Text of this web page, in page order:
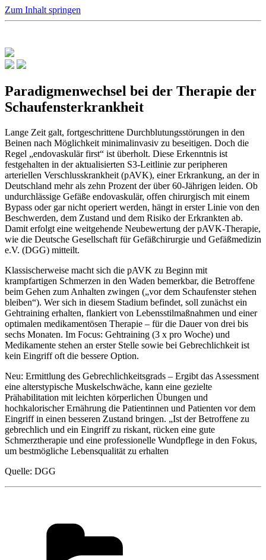
Zum Inhalt springen
Paradigmenwechsel bei der Therapie der
Schaufensterkrankheit
Lange Zeit galt, fortgeschrittene Durchblutungsstörungen in den
Beinen nach Möglichkeit minimalinvasiv zu beseitigen. Doch die
Regel „endovaskulär first“ ist überholt. Diese Erkenntnis ist
festgehalten in der aktualisierten S3-Leitlinie zur peripheren
arteriellen Verschlusskrankheit (pAVK), einer Erkrankung, an der in
Deutschland mehr als zehn Prozent der über 60-Jährigen leiden. Ob
undurchlässige Gefäße endovaskulär, offen chirurgisch mit einem
Bypass oder gar nicht operiert werden, hängt in erster Linie von den
Beschwerden, dem Zustand und dem Risiko der Erkrankten ab.
Damit erfolgt eine weitgehende Neubewertung der pAVK-Therapie,
wie die Deutsche Gesellschaft für Gefäßchirurgie und Gefäßmedizin
e.V. (DGG) mitteilt.
Klassischerweise macht sich die pAVK zu Beginn mit
krampfartigen Schmerzen in den Waden bemerkbar, die Betroffene
beim Gehen zum Anhalten zwingen („vor dem Schaufenster stehen
bleiben“). Wer sich in diesem Stadium befindet, soll zunächst ein
Gehtraining erhalten, flankiert von Lebensstilmaßnahmen und einer
optimalen medikamentösen Therapie – für die Dauer von drei bis
sechs Monaten. Im Focus: Gehtraining (3 x pro Woche) und
Medikamente stehen an erster Stelle sowie bei Gebrechlichkeit ist
kein Eingriff oft die bessere Option.
Neu: Ermittlung des Gebrechlichkeitsgrads – Ergibt das Assessment
eine alterstypische Muskelschwäche, kann eine gezielte
Prähabilitation mit leichten körperlichen Übungen und
hochkalorischer Ernährung die Patientinnen und Patienten vor dem
Eingriff in einen besseren Zustand bringen. „Ist der Betroffene zu
gebrechlich und ein Eingriff zu riskant, rücken eine gute
Schmerztherapie und eine professionelle Wundpflege in den Fokus,
um bestmögliche Lebensqualität zu erhalten
Quelle: DGG